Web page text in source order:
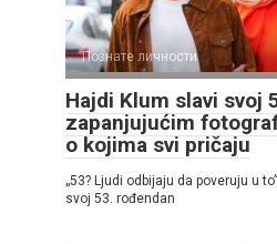
Познате личности
Hajdi Klum slavi svoj
zapanjujućim
o kojima svi pričaju
„53? Ljudi odbijaju da poveruju u
svoj 53. rođendan